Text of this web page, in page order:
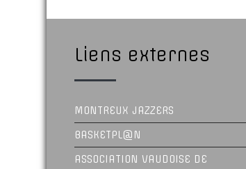
Liens externes
MONTREUX JAZZERS
BASKETPL@N
ASSOCIATION VAUDOISE DE